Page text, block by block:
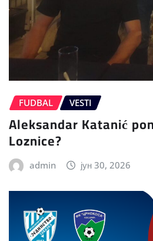
FUDBAL VESTI
Aleksandar Katanić
Loznice?
admin јун 30, 2026